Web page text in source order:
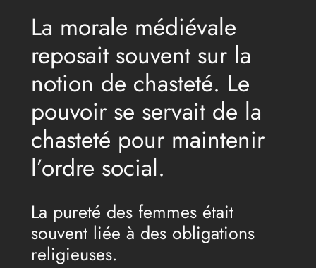
La morale médiévale
reposait souvent sur la
notion de chasteté. Le
pouvoir se servait de la
chasteté pour maintenir
l’ordre social.
La pureté des femmes était
souvent liée à des obligations
religieuses.